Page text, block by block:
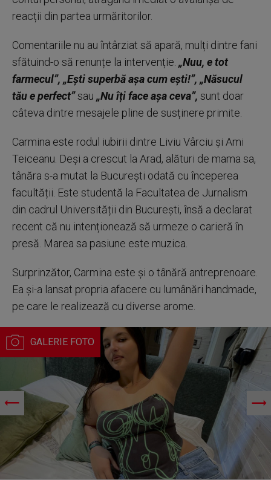
reacții din partea urmăritorilor.
Comentariile nu au întârziat să apară, mulți dintre fani
sfătuind-o să renunțe la intervenție. „Nuu, e tot
farmecul”, „Ești superbă așa cum ești!”, „Năsucul
tău e perfect”sau „Nu îți face așa ceva”, sunt doar
câteva dintre mesajele pline de susținere primite.
Carmina este rodul iubirii dintre Liviu Vârciu și Ami
Teiceanu. Deși a crescut la Arad, alături de mama sa,
tânăra s-a mutat la București odată cu începerea
facultății. Este studentă la Facultatea de Jurnalism
din cadrul Universității din București, însă a declarat
recent că nu intenționează să urmeze o carieră în
presă. Marea sa pasiune este muzica.
Surprinzător, Carmina este și o tânără antreprenoare.
Ea și-a lansat propria afacere cu lumânări handmade,
pe care le realizează cu diverse arome.